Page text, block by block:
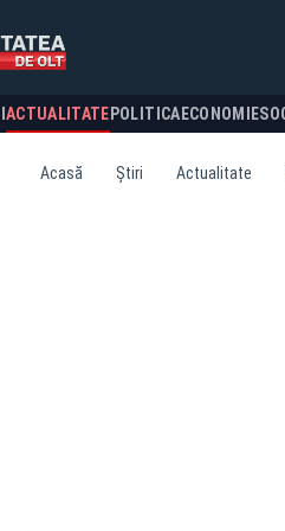
ACTUALITATE POLITICA ECONOMIE
Acasă Știri Actualitate